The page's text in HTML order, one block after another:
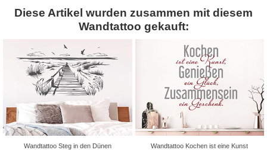
Diese Artikel wurden zusammen mit diesem
Wandtattoo gekauft:
Wandtattoo Steg in den Dünen
Wandtattoo Kochen ist eine Kunst